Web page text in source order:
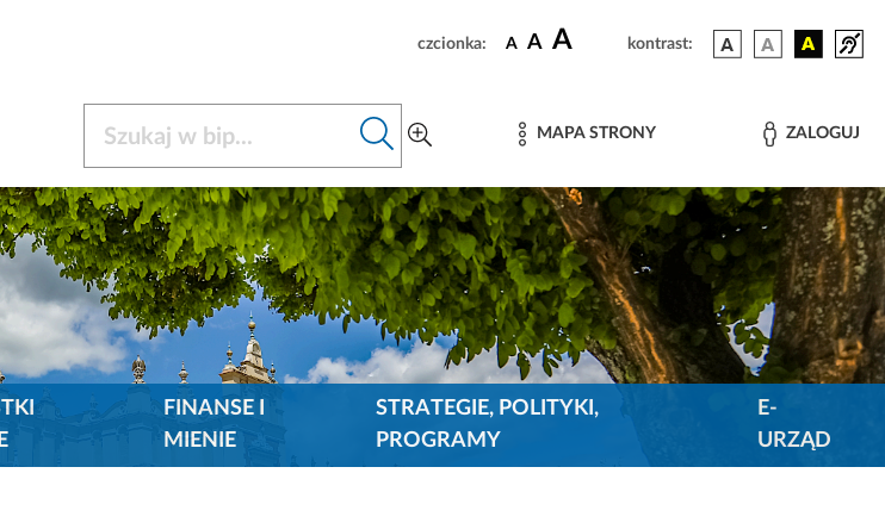
czcionka: A A A kontrast:
MAPA STRONY ZALOGUJ
FINANSE I
MIENIE
STRATEGIE, POLITYKI,
PROGRAMY
E-
URZĄD